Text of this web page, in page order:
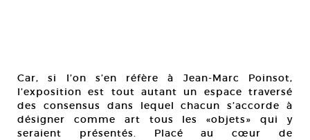
Car, si l’on s’en réfère à Jean-Marc Poinsot,
l’exposition est tout autant un espace traversé
des consensus dans lequel chacun s’accorde à
désigner comme art tous les «objets» qui y
seraient présentés. Placé au cœur de